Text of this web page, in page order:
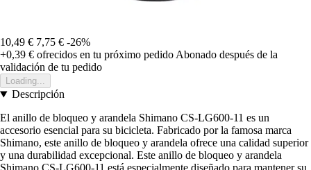
10,49 € 7,75 € -26%
+0,39 € ofrecidos en tu próximo pedido Abonado después de la
validación de tu pedido
Loading...
Descripción
El anillo de bloqueo y arandela Shimano CS-LG600-11 es un
accesorio esencial para su bicicleta. Fabricado por la famosa marca
Shimano, este anillo de bloqueo y arandela ofrece una calidad superior
y una durabilidad excepcional. Este anillo de bloqueo y arandela